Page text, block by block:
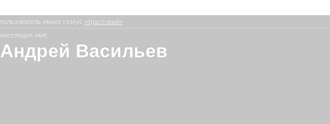
пользователь имеет статус «трастовый»
настоящее имя:
Андрей Васильев